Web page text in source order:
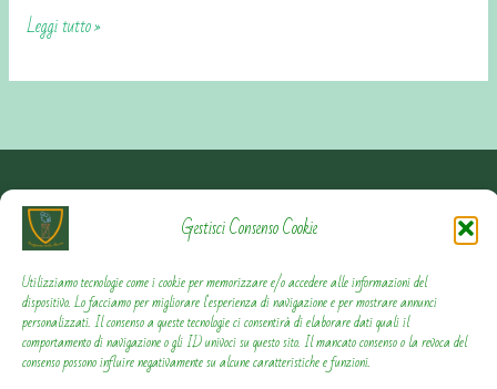
Gestisci Consenso Cookie
Utilizziamo tecnologie come i cookie per memorizzare e/o accedere alle informazioni del
dispositivo. Lo facciamo per migliorare l'esperienza di navigazione e per mostrare annunci
personalizzati. Il consenso a queste tecnologie ci consentirà di elaborare dati quali il
comportamento di navigazione o gli ID univoci su questo sito. Il mancato consenso o la revoca del
consenso possono influire negativamente su alcune caratteristiche e funzioni.
Leggi tutto »
Contattami
Privacy Policy
Cookie Policy